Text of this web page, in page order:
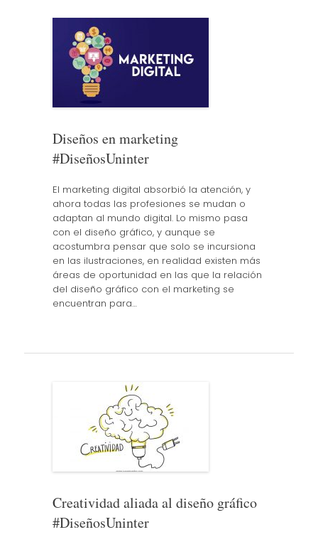
Diseños en marketing
#DiseñosUninter
El marketing digital absorbió la atención, y
ahora todas las profesiones se mudan o
adaptan al mundo digital. Lo mismo pasa
con el diseño gráfico, y aunque se
acostumbra pensar que solo se incursiona
en las ilustraciones, en realidad existen más
áreas de oportunidad en las que la relación
del diseño gráfico con el marketing se
encuentran para…
Creatividad aliada al diseño gráfico
#DiseñosUninter